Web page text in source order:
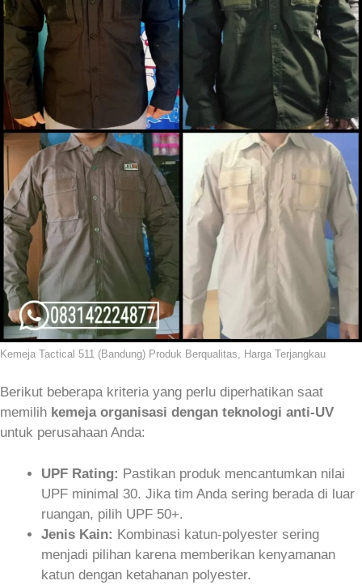
Kemeja Tactical 511 (Bandung) Produk Berqualitas, Harga Terjangkau
Berikut beberapa kriteria yang perlu diperhatikan saat
memilih kemeja organisasi dengan teknologi anti-UV
untuk perusahaan Anda:
UPF Rating: Pastikan produk mencantumkan nilai
UPF minimal 30. Jika tim Anda sering berada di luar
ruangan, pilih UPF 50+.
Jenis Kain: Kombinasi katun‑polyester sering
menjadi pilihan karena memberikan kenyamanan
katun dengan ketahanan polyester.